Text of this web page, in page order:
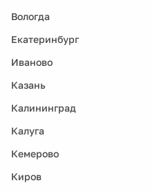
Вологда
Екатеринбург
Иваново
Казань
Калининград
Калуга
Кемерово
Киров